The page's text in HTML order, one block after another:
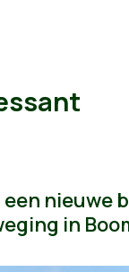
een nieuwe
in